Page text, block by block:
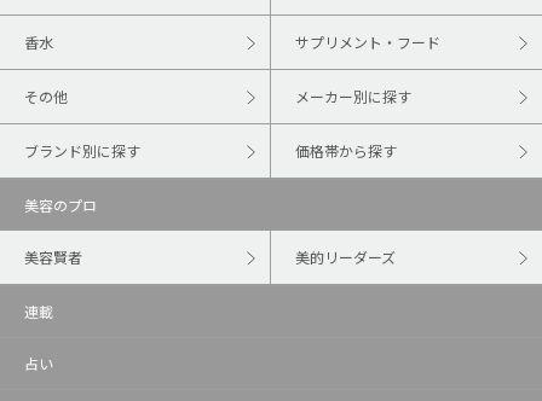
香水 サプリメント・フード
その他 メーカー別に探す
ブランド別に探す 価格帯から探す
美容のプロ
美容賢者 美的リーダーズ
連載
占い